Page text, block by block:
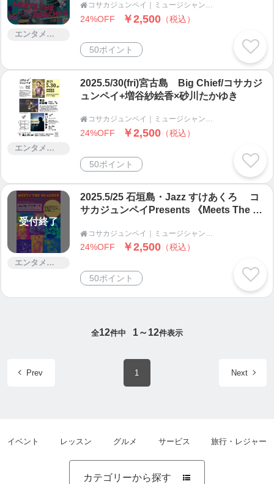
エンタメ・コンサート
 コサカジュンペイ｜ミュージシャン、ギタリスト、イベント企画・運営｜人と人が響き合い繋がる場を作る
24%OFF ￥2,500 （税込）
50ポイント
エンタメ・コンサート
2025.5/30(fri)宮古島 Big Chief/コサカジ
ュンペイ+増谷紗絵香×砂川たかゆき
 コサカジュンペイ｜ミュージシャン、ギタリスト、イベント企画・運営｜人と人が響き合い繋がる場を作る
24%OFF ￥2,500 （税込）
50ポイント
受付終了
エンタメ・コンサート
2025.5/25 石垣島・Jazz すけあくろ コ
サカジュンペイPresents 《Meets The Be

24%OFF ￥2,500 （税込）
50ポイント
全12件中 1～12件表示
Prev 1 Next
イベント レッスン グルメ サービス 旅行・レジャー
カテゴリーから探す 